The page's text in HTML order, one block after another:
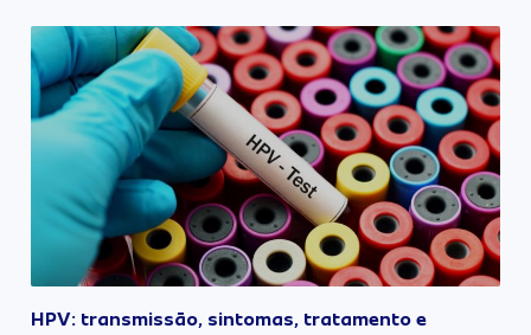
HPV: transmissão, sintomas, tratamento e